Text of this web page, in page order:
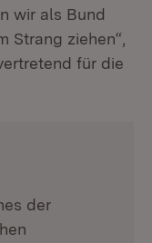
wir als Bund
Strang ziehen“,
für die
in neuem Fenster)
der